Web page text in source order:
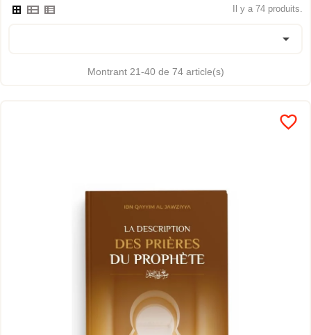
Il y a 74 produits.

Montrant 21-40 de 74 article(s)
favorite_border